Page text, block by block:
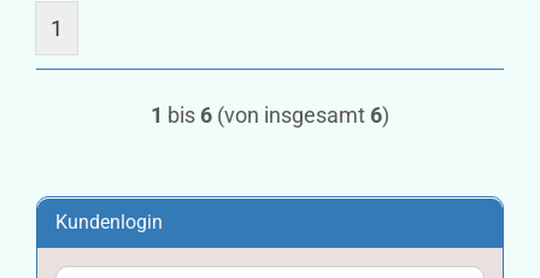
1
1 bis 6 (von insgesamt 6)
Kundenlogin